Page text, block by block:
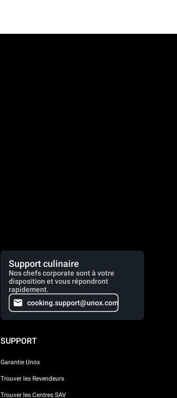
Support culinaire
Nos chefs corporate sont à votre
disposition et vous répondront
rapidement.
cooking.support@unox.com
SUPPORT
Garantie Unox
Trouver les Revendeurs
Trouver les Centres SAV